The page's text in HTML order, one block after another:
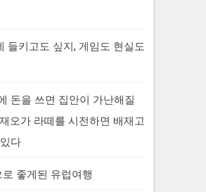
들키고도 싶지, 게임도 현실도
돈을 쓰면 집안이 가난해질
오가 라떼를 시전하면 배재고
다
좋게된 유럽여행